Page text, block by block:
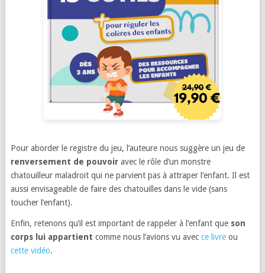
Pour aborder le registre du jeu, l’auteure nous suggère un jeu de
renversement de pouvoiravec le rôle d’un monstre
chatouilleur maladroit qui ne parvient pas à attraper l’enfant. Il est
aussi envisageable de faire des chatouilles dans le vide (sans
toucher l’enfant).
Enfin, retenons qu’il est important de rappeler à l’enfant que son
corps lui appartient comme nous l’avions vu avec ce livreou
cette vidéo.